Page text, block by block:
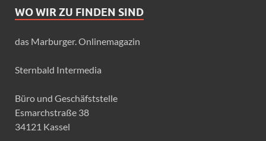
WO WIR ZU FINDEN SIND
das Marburger. Onlinemagazin
Sternbald Intermedia
Büro und Geschäfststelle
Esmarchstraße 38
34121 Kassel